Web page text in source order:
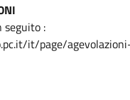
seguito :
it/page/